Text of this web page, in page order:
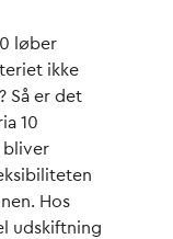
løber
ikke
Så er det
10
bliver
Hos
udskiftning